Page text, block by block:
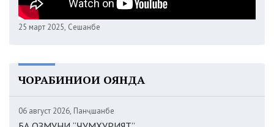
25 март 2025, Сешанбе
ЧОРАБИНИҲОИ ОЯНДА
06 август 2026, Панҷшанбе